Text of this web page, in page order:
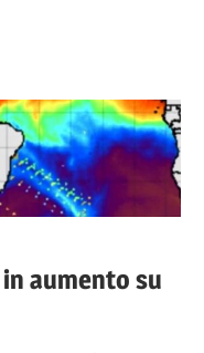
aumento su